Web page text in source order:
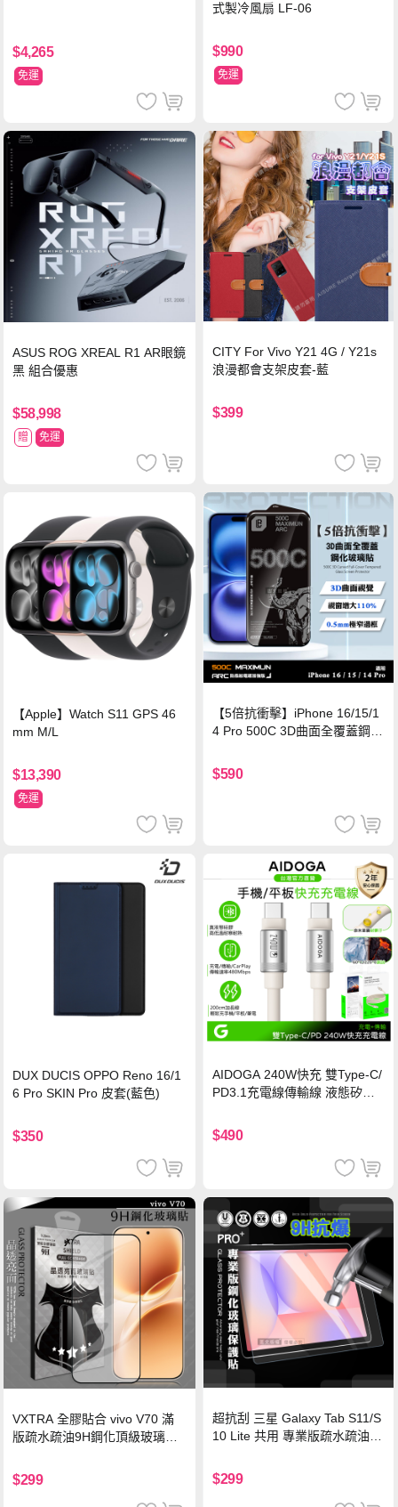
$4,265
免運
式製冷風扇 LF-06
$990
免運
ASUS ROG XREAL R1 AR眼鏡
黑 組合優惠
$58,998
贈 免運
CITY For Vivo Y21 4G / Y21s
浪漫都會支架皮套-藍
$399
【Apple】Watch S11 GPS 46
mm M/L
$13,390
免運
【5倍抗衝擊】iPhone 16/15/1
4 Pro 500C 3D曲面全覆蓋鋼化
保護貼
$590
DUX DUCIS OPPO Reno 16/1
6 Pro SKIN Pro 皮套(藍色)
$350
AIDOGA 240W快充 雙Type-C/
PD3.1充電線傳輸線 液態矽膠
機/平板/筆電
$490
VXTRA 全膠貼合 vivo V70 滿
版疏水疏油9H鋼化頂級玻璃貼
$299
超抗刮 三星 Galaxy Tab S11/S
10 Lite 共用 專業版疏水疏油9
$299